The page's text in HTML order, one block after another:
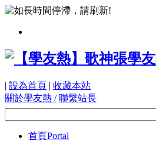
| 設為首頁 | 收藏本站
關於學友熱 / 聯繫站長
首頁Portal